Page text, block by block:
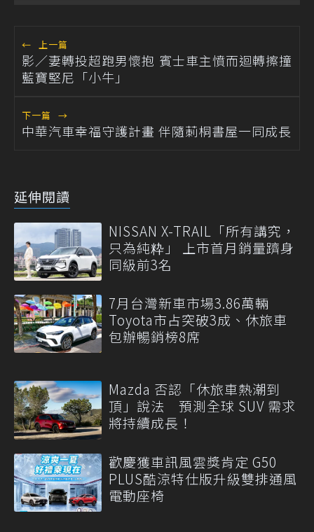
← 上一篇
影／妻轉投超跑男懷抱 賓士車主憤而迴轉擦撞
藍寶堅尼「小牛」
下一篇 →
中華汽車幸福守護計畫 伴隨莿桐書屋一同成長
延伸閱讀
NISSAN X-TRAIL「所有講究，
只為純粋」 上市首月銷量躋身
同級前3名
7月台灣新車市場3.86萬輛
Toyota市占突破3成、休旅車
包辦暢銷榜8席
Mazda 否認「休旅車熱潮到
頂」說法 預測全球 SUV 需求
將持續成長！
歡慶獲車訊風雲獎肯定 G50
PLUS酷涼特仕版升級雙排通風
電動座椅